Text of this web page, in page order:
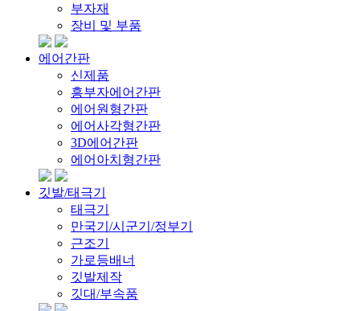
부자재
장비 및 부품
에어간판
신제품
흥부자에어간판
에어원형간판
에어사각형간판
3D에어간판
에어아치형간판
깃발/태극기
태극기
만국기/시군기/정부기
근조기
가로등배너
깃발제작
깃대/부속품